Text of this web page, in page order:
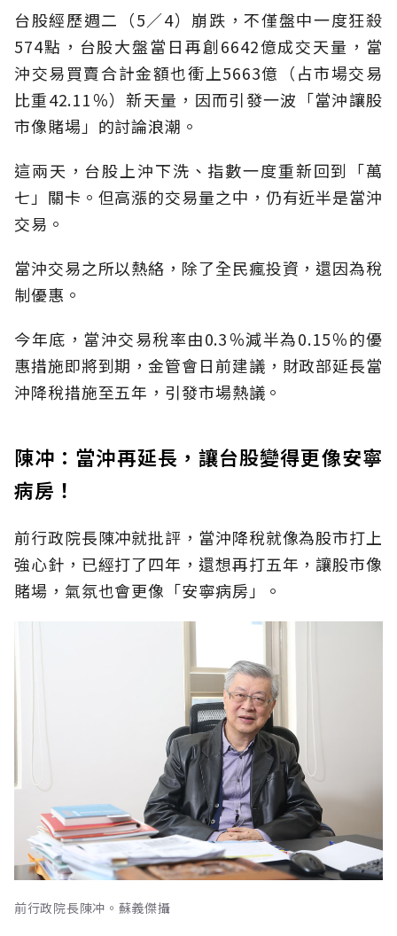
台股經歷週二（5／4）崩跌，不僅盤中一度狂殺
574點，台股大盤當日再創6642億成交天量，當
沖交易買賣合計金額也衝上5663億（占市場交易
比重42.11％）新天量，因而引發一波「當沖讓股
市像賭場」的討論浪潮。
這兩天，台股上沖下洗、指數一度重新回到「萬
七」關卡。但高漲的交易量之中，仍有近半是當沖
交易。
當沖交易之所以熱絡，除了全民瘋投資，還因為稅
制優惠。
今年底，當沖交易稅率由0.3％減半為0.15％的優
惠措施即將到期，金管會日前建議，財政部延長當
沖降稅措施至五年，引發市場熱議。
陳冲：當沖再延長，讓台股變得更像安寧
病房！
前行政院長陳冲就批評，當沖降稅就像為股市打上
強心針，已經打了四年，還想再打五年，讓股市像
賭場，氣氛也會更像「安寧病房」。
前行政院長陳冲。蘇義傑攝